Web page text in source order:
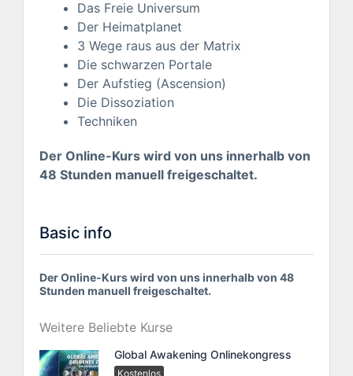
Das Freie Universum
Der Heimatplanet
3 Wege raus aus der Matrix
Die schwarzen Portale
Der Aufstieg (Ascension)
Die Dissoziation
Techniken
Der Online-Kurs wird von uns innerhalb von
48 Stunden manuell freigeschaltet.
Basic info
Der Online-Kurs wird von uns innerhalb von 48
Stunden manuell freigeschaltet.
Weitere Beliebte Kurse
Global Awakening Onlinekongress
Kostenlos